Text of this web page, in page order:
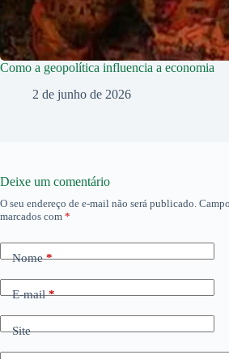
Como a geopolítica influencia a economia
2 de junho de 2026
Deixe um comentário
O seu endereço de e-mail não será publicado.
marcados com *
Nome*
E-mail*
Site